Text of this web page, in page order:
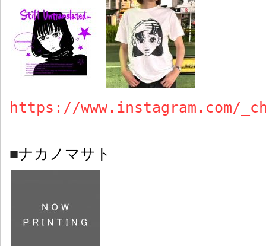
https://www.instagram.com/
■ナカノマサト